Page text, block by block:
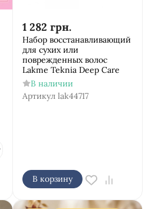
1 282 грн.
Набор восстанавливающий
для сухих или
поврежденных волос
Lakme Teknia Deep Care
В наличии
Артикул lak44717
В корзину